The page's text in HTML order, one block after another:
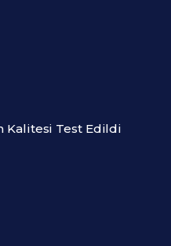
Kalitesi Test Edildi